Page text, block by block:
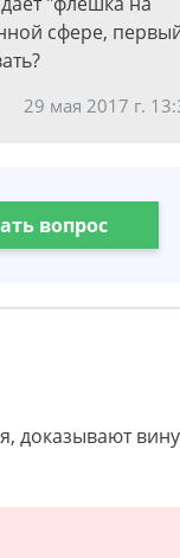
сфере,
29 мая 2017 г.
вопрос
доказывают